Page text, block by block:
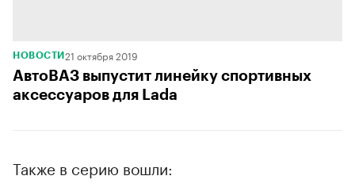
НОВОСТИ 21 октября 2019
АвтоВАЗ выпустит линейку спортивных
аксессуаров для Lada
Также в серию вошли: